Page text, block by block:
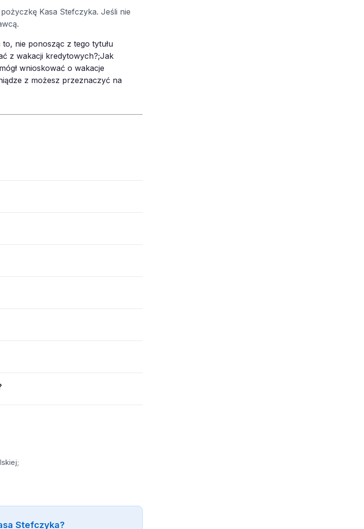
Kasa Stefczyka. Jeśli nie
nie ponosząc z tego tytułu
z wakacji kredytowych?;Jak
wnioskować o wakacje
z możesz przeznaczyć na
Stefczyka?